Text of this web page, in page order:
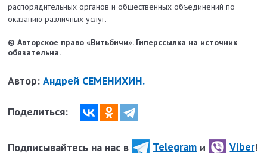
распорядительных органов и общественных объединений по
оказанию различных услуг.
© Авторское право «Витьбичи». Гиперссылка на источник
обязательна.
Автор:Андрей СЕМЕНИХИН.
Поделиться:
Подписывайтесь на нас в Telegram и Viber!